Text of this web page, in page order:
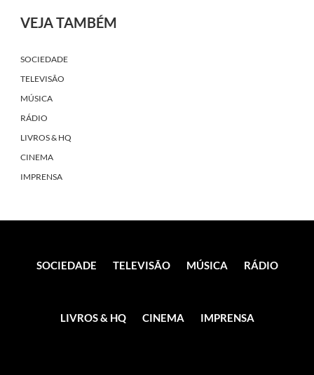
VEJA TAMBÉM
SOCIEDADE
TELEVISÃO
MÚSICA
RÁDIO
LIVROS & HQ
CINEMA
IMPRENSA
SOCIEDADE TELEVISÃO MÚSICA RÁDIO
LIVROS & HQ CINEMA IMPRENSA